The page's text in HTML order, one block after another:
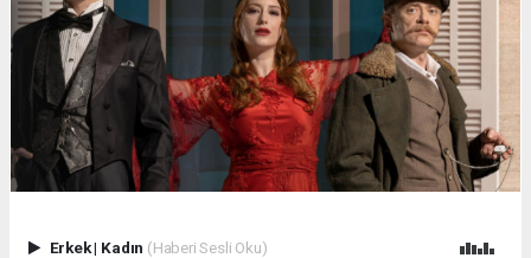
Erkek| Kadın (Haberi Sesli Oku)